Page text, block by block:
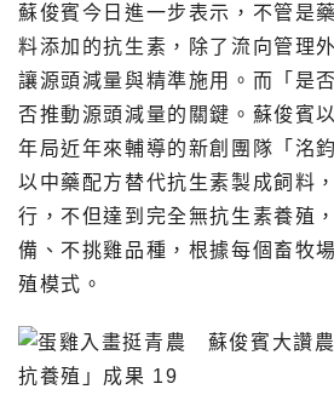
蘇俊賓今日進一步表示，不管是
料添加的抗生素，除了流向管理
讓源頭減量與精準施用。而「是
否推動源頭減量的關鍵。蘇俊賓
年局近年來輔導的新創團隊「洺
以中藥配方替代抗生素製成飼料
行，不但達到完全無抗生素養殖
備、不挑雞品種，根據每個畜牧
殖模式。